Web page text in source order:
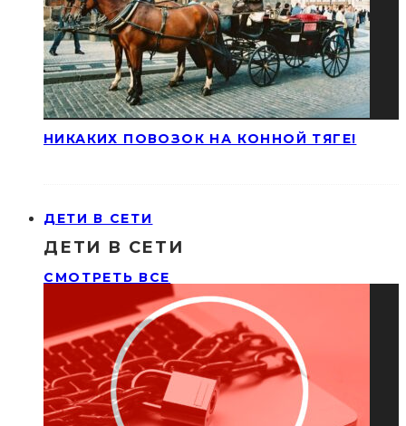
НИКАКИХ ПОВОЗОК НА КОННОЙ ТЯГЕ!
ДЕТИ В СЕТИ
ДЕТИ В СЕТИ
СМОТРЕТЬ ВСЕ